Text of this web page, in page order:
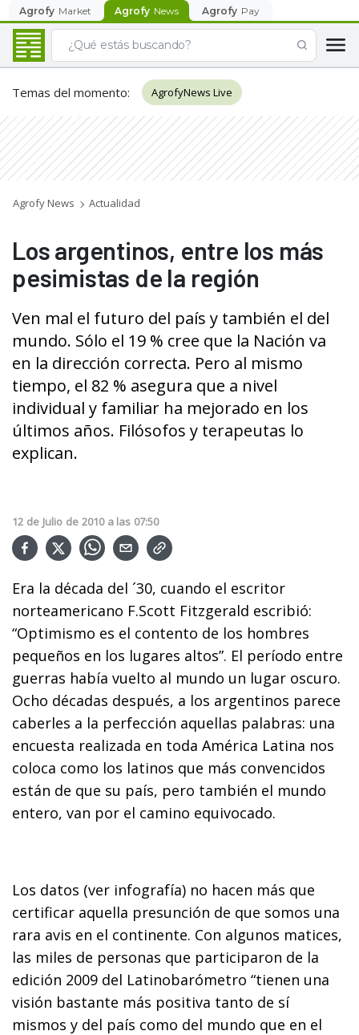
Agrofy Market Agrofy News Agrofy Pay
Temas del momento: AgrofyNews Live
Agrofy News Actualidad
Los argentinos, entre los más
pesimistas de la región
Ven mal el futuro del país y también el del
mundo. Sólo el 19 % cree que la Nación va
en la dirección correcta. Pero al mismo
tiempo, el 82 % asegura que a nivel
individual y familiar ha mejorado en los
últimos años. Filósofos y terapeutas lo
explican.
12 de Julio de 2010 a las 07:50
Era la década del ´30, cuando el escritor
norteamericano F.Scott Fitzgerald escribió:
“Optimismo es el contento de los hombres
pequeños en los lugares altos”. El período entre
guerras había vuelto al mundo un lugar oscuro.
Ocho décadas después, a los argentinos parece
caberles a la perfección aquellas palabras: una
encuesta realizada en toda América Latina nos
coloca como los latinos que más convencidos
están de que su país, pero también el mundo
entero, van por el camino equivocado.
Los datos (ver infografía) no hacen más que
certificar aquella presunción de que somos una
rara avis en el continente. Con algunos matices,
las miles de personas que participaron de la
edición 2009 del Latinobarómetro “tienen una
visión bastante más positiva tanto de sí
mismos y del país como del mundo que en el